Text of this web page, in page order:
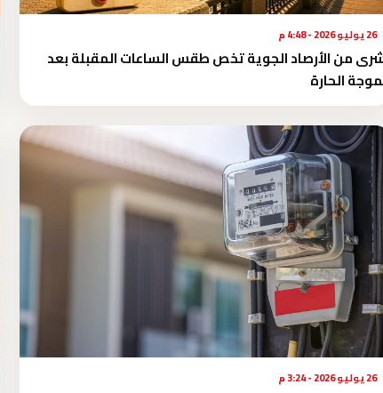
26 يوليو 2026 - 4:48 م
من الأرصاد الجوية تخص طقس الساعات المقبلة بعد
الحارة
26 يوليو 2026 - 3:24 م